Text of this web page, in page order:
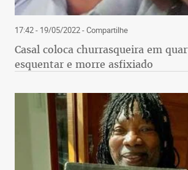
17:42 - 19/05/2022- Compartilhe
Casal coloca churrasqueira em
esquentar e morre asfixiado